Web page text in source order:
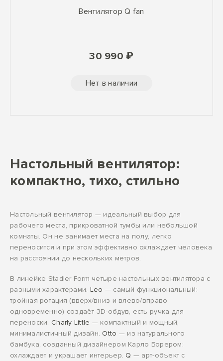
Вентилятор Q fan
30 990 ₽
Нет в наличии
Настольный вентилятор:
компактно, тихо, стильно
Настольный вентилятор — идеальный выбор для
рабочего места, прикроватной тумбы или небольшой
комнаты. Он не занимает места на полу, легко
переносится и при этом эффективно охлаждает человека
на расстоянии до нескольких метров.
В линейке Stadler Form четыре настольных вентилятора с
разными характерами. Leo — самый функциональный:
тройная ротация (вверх/вниз и влево/вправо
одновременно) создаёт 3D-обдув, есть ручка для
переноски. Charly Little — компактный и мощный,
минималистичный дизайн. Otto — из натурального
бамбука, созданный дизайнером Карло Борером:
охлаждает и украшает интерьер. Q — арт-объект с